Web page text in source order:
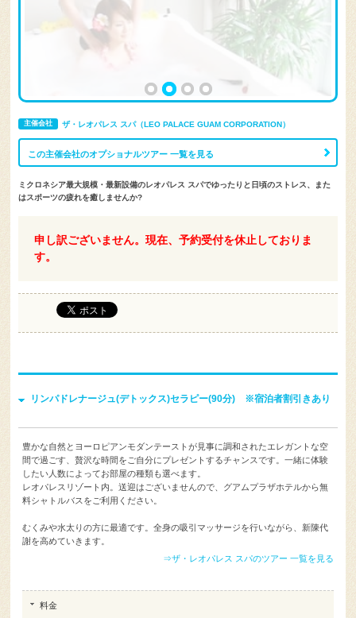
主催会社 ザ・レオパレス スパ（LEO PALACE GUAM CORPORATION）
この主催会社のオプショナルツアー 一覧を見る
ミクロネシア最大規模・最新設備のレオパレス スパでゆったりと日頃のストレス、また
はスポーツの疲れを癒しませんか?
申し訳ございません。現在、予約受付を休止しておりま
す。
リンパドレナージュ(デトックス)セラピー(90分) ※宿泊者割引きあり
豊かな自然とヨーロピアンモダンテーストが見事に調和されたエレガントな空
間で過ごす、贅沢な時間をご自分にプレゼントするチャンスです。一緒に体験
したい人数によってお部屋の種類も選べます。
レオパレスリゾート内。送迎はございませんので、グアムプラザホテルから無
料シャトルバスをご利用ください。
むくみや水太りの方に最適です。全身の吸引マッサージを行いながら、新陳代
謝を高めていきます。
⇒ザ・レオパレス スパのツアー 一覧を見る
料金